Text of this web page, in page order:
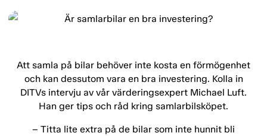
Att samla på bilar behöver inte kosta en förmögenhet
och kan dessutom vara en bra investering. Kolla in
DITVs intervju av vår värderingsexpert Michael Luft.
Han ger tips och råd kring samlarbilsköpet.
– Titta lite extra på de bilar som inte hunnit bli